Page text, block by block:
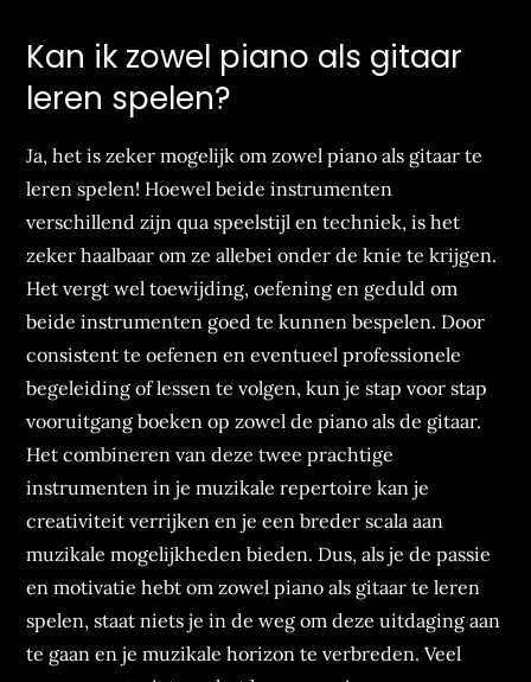
Kan ik zowel piano als gitaar
leren spelen?
Ja, het is zeker mogelijk om zowel piano als gitaar te
leren spelen! Hoewel beide instrumenten
verschillend zijn qua speelstijl en techniek, is het
zeker haalbaar om ze allebei onder de knie te krijgen.
Het vergt wel toewijding, oefening en geduld om
beide instrumenten goed te kunnen bespelen. Door
consistent te oefenen en eventueel professionele
begeleiding of lessen te volgen, kun je stap voor stap
vooruitgang boeken op zowel de piano als de gitaar.
Het combineren van deze twee prachtige
instrumenten in je muzikale repertoire kan je
creativiteit verrijken en je een breder scala aan
muzikale mogelijkheden bieden. Dus, als je de passie
en motivatie hebt om zowel piano als gitaar te leren
spelen, staat niets je in de weg om deze uitdaging aan
te gaan en je muzikale horizon te verbreden. Veel